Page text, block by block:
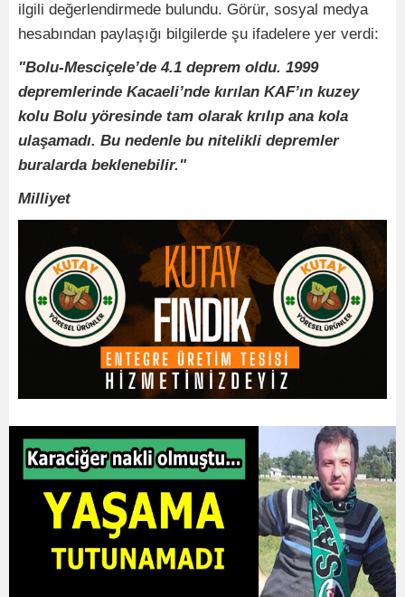
ilgili değerlendirmede bulundu. Görür, sosyal medya
hesabından paylaşığı bilgilerde şu ifadelere yer verdi:
"Bolu-Mesciçele’de 4.1 deprem oldu. 1999
depremlerinde Kacaeli’nde kırılan KAF’ın kuzey
kolu Bolu yöresinde tam olarak krılıp ana kola
ulaşamadı. Bu nedenle bu nitelikli depremler
buralarda beklenebilir."
Milliyet